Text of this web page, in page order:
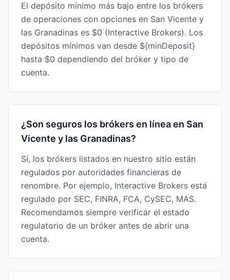
El depósito mínimo más bajo entre los brókers
de operaciones con opciones en San Vicente y
las Granadinas es $0 (Interactive Brokers). Los
depósitos mínimos van desde ${minDeposit}
hasta $0 dependiendo del bróker y tipo de
cuenta.
¿Son seguros los brókers en línea en San
Vicente y las Granadinas?
Sí, los brókers listados en nuestro sitio están
regulados por autoridades financieras de
renombre. Por ejemplo, Interactive Brokers está
regulado por SEC, FINRA, FCA, CySEC, MAS.
Recomendamos siempre verificar el estado
regulatorio de un bróker antes de abrir una
cuenta.